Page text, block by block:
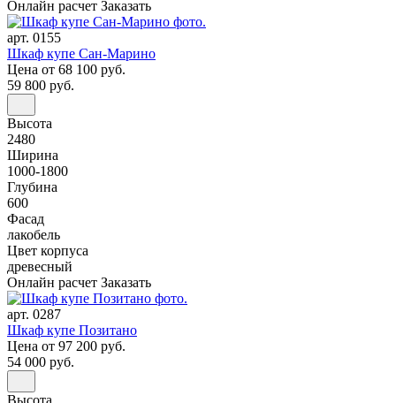
Онлайн расчет Заказать
арт. 0155
Шкаф купе Сан-Марино
Цена от 68 100 руб.
59 800 руб.
Высота
2480
Ширина
1000-1800
Глубина
600
Фасад
лакобель
Цвет корпуса
древесный
Онлайн расчет Заказать
арт. 0287
Шкаф купе Позитано
Цена от 97 200 руб.
54 000 руб.
Высота